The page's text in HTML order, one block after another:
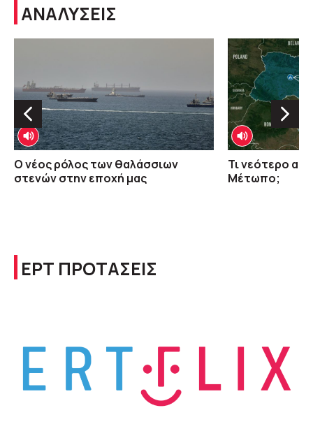
ΑΝΑΛΥΣΕΙΣ
O νέος ρόλος των θαλάσσιων
στενών στην εποχή μας
Τι νεότερο
Μέτωπο;
ΕΡΤ ΠΡΟΤΑΣΕΙΣ